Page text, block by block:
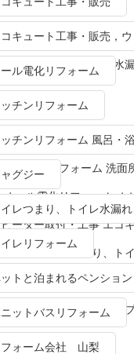
キュート工事・販売，
トイレつまり、トイレ水
ル電化リフォーム
チンリフォーム
チンリフォーム 風呂・
ム トイレリフォーム 洗面
オール電化リフォーム Ｉ
ーター取付・工事 エコ
・販売 トイレつまり、ト
金具修理・交換 リフォ
社 ＴＯＴＯリモデルクラ
グジー
イレつまり、トイレ水漏れ
イレリフォーム
トと泊まれるペンション
ットバスリフォーム
フォーム会社 山梨